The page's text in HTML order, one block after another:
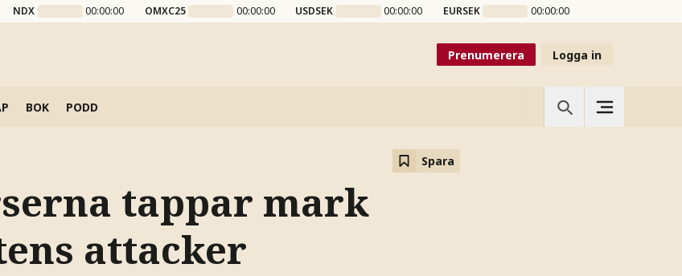
NDX 00:00:00 OMXC25 00:00:00 USDSEK 00:00:00 EURSEK 00:00:00
Prenumerera Logga in
BOK PODD
Spara
tappar mark
attacker